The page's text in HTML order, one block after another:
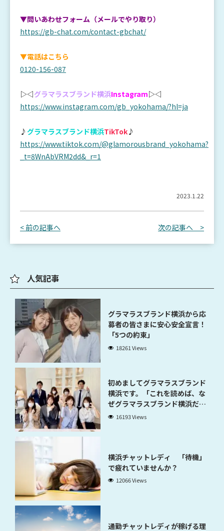
▼問いあわせフォーム（メールでやり取り）
https://gb-chat.com/contact-gbchat/
▼電話はこちら
0120-156-087
▷◁グラマラスブランド横浜Instagram▷◁
https://www.instagram.com/gb_yokohama/?hl=ja
♪ グラマラスブランド横浜TikTok♪
https://www.tiktok.com/@glamorousbrand_yokohama?
_t=8WnAbVRM2dd&_r=1
2023.1.22
< 前の記事へ 次の記事へ >
人気記事
グラマラスブランド横浜から応
募者の皆さまに安心安全宣言！
「5つの約束」
18261 Views
初めましてグラマラスブランド
横浜です。「これを読めば、な
ぜグラマラスブランド横浜だと
稼げるのかが分かります」
16193 Views
横浜チャットレディ 「待機」
で疲れていませんか？
12066 Views
通勤チャットレディが稼げる理